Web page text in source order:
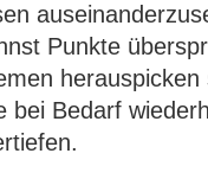
Punkte
herauspicken
bei Bedarf